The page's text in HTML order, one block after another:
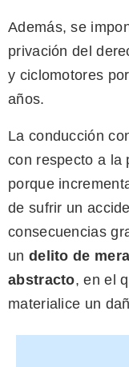
Además, se
privación del
y ciclomotores
años.
La conducción
con respecto a la
porque
de sufrir un
consecuencias
un delito de
abstracto, en el
materialice un